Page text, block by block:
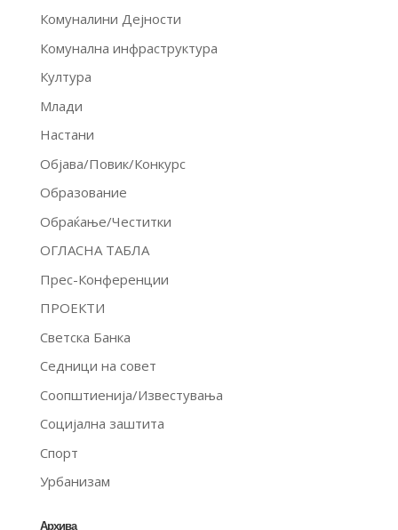
Комуналини Дејности
Комунална инфраструктура
Култура
Млади
Настани
Објава/Повик/Конкурс
Образование
Обраќање/Честитки
ОГЛАСНА ТАБЛА
Прес-Конференции
ПРОЕКТИ
Светска Банка
Седници на совет
Соопштиенија/Известувања
Социјална заштита
Спорт
Урбанизам
Архива